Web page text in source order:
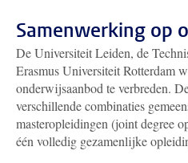
Samenwerking op
De Universiteit Leiden, de
Erasmus Universiteit Rotterdam
onderwijsaanbod te verbreden.
verschillende combinaties
masteropleidingen (joint degree
één volledig gezamenlijke